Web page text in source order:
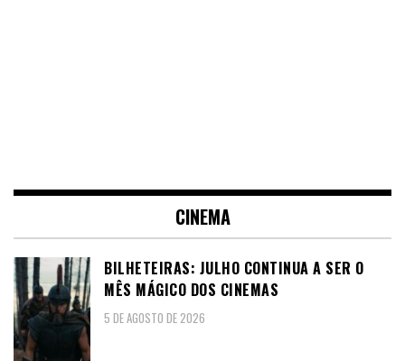
CINEMA
BILHETEIRAS: JULHO CONTINUA A SER O
MÊS MÁGICO DOS CINEMAS
5 DE AGOSTO DE 2026